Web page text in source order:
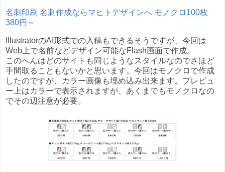
名刺印刷 名刺作成ならマヒトデザインへ モノクロ100枚
380円～
IllustratorのAI形式での入稿もできるそうですが、今回は
Web上で名前などデザイン可能なFlash画面で作成。
このへんはどのサイトも同じようなスタイルなのでさほど
手間取ることもないかと思います。今回はモノクロで作成
したのですが、カラー画像も埋め込み出来ます。プレビュ
ー上はカラーで表示されますが、あくまでもモノクロなの
でその辺注意が必要。